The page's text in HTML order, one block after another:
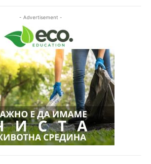
- Advertisement -